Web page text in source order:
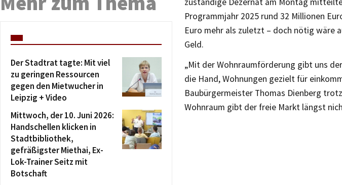
Programmjahr 2025 rund 32 Millionen
Euro mehr als zuletzt – doch nötig wäre
Geld.
„Mit der Wohnraumförderung gibt uns
die Hand, Wohnungen gezielt für
Baubürgermeister Thomas Dienberg
Wohnraum gibt der freie Markt längst
Der Stadtrat tagte: Mit viel
zu geringen Ressourcen
gegen den Mietwucher in
Leipzig + Video
Mittwoch, der 10. Juni 2026:
Handschellen klicken in
Stadtbibliothek,
gefräßigster Miethai, Ex-
Lok-Trainer Seitz mit
Botschaft